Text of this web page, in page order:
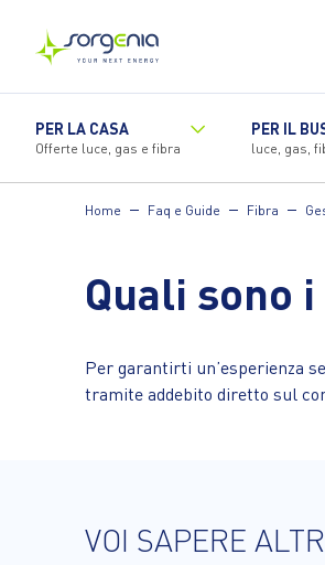
contenuto
principale
PER LA CASA
Offerte luce, gas e fibra
PER IL
luce, gas,
Home Faq e Guide Fibra
Quali sono
Per garantirti un’esperienza
tramite addebito diretto sul
VOI SAPERE